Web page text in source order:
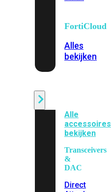
FortiCloud
Alles
bekijken
Alle
accessoires
bekijken
Transceivers
&
DAC
Direct